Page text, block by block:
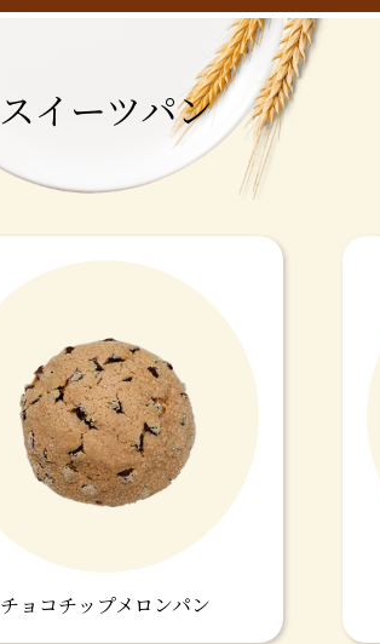
スイーツパン
チョコチップメロンパン